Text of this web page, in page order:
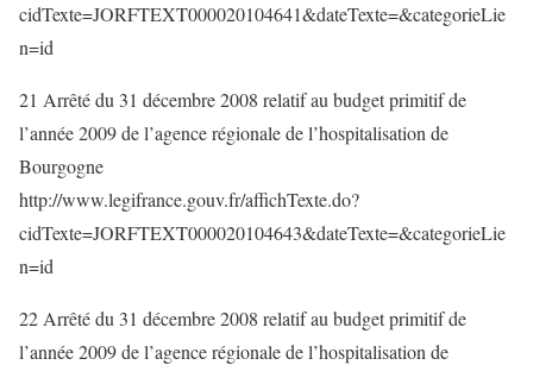
cidTexte=JORFTEXT000020104641&dateTexte=&categorieLie
n=id
21 Arrêté du 31 décembre 2008 relatif au budget primitif de
l’année 2009 de l’agence régionale de l’hospitalisation de
Bourgogne
http://www.legifrance.gouv.fr/affichTexte.do?
cidTexte=JORFTEXT000020104643&dateTexte=&categorieLie
n=id
22 Arrêté du 31 décembre 2008 relatif au budget primitif de
l’année 2009 de l’agence régionale de l’hospitalisation de